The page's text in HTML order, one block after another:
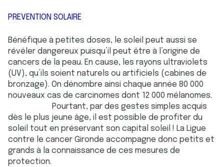
PREVENTION SOLAIRE
Bénéfique à petites doses, le soleil peut aussi se
révéler dangereux puisqu’il peut être à l’origine de
cancers de la peau. En cause, les rayons ultraviolets
(UV), qu’ils soient naturels ou artificiels (cabines de
bronzage). On dénombre ainsi chaque année 80 000
nouveaux cas de carcinomes dont 12 000 mélanomes.
Pourtant, par des gestes simples acquis
dès le plus jeune âge, il est possible de profiter du
soleil tout en préservant son capital soleil ! La Ligue
contre le cancer Gironde accompagne donc petits et
grands à la connaissance de ces mesures de
protection.